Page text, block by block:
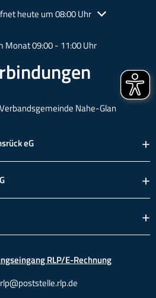
Öffnungs- oder Schließzeiten
heute um 08:00 Uhr
Monat 09:00 - 11:00 Uhr
Verbandsgemeinde Nahe-Glan
eG
RLP/E-Rechnung